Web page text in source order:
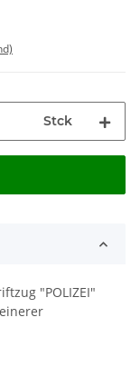
Stck
"POLIZEI"